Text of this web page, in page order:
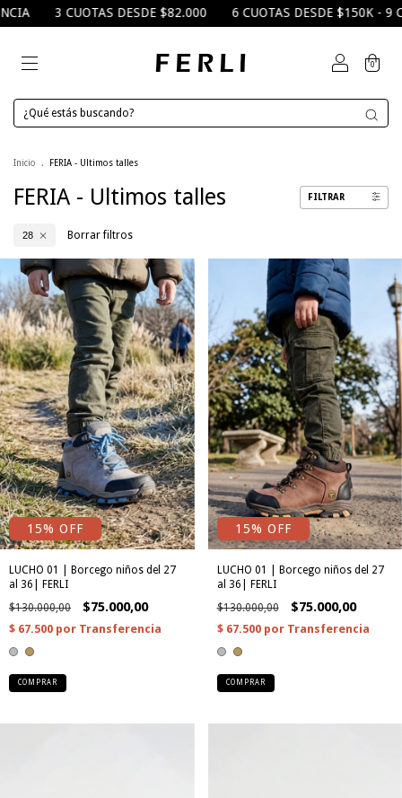
3 CUOTAS DESDE $82.000 6 CUOTAS DESDE $150K - 9
0
Inicio . FERIA - Ultimos talles
FERIA - Ultimos talles FILTRAR
28 Borrar filtros
15% OFF
LUCHO 01 | Borcego niños del 27
al 36| FERLI
$130.000,00
$75.000,00
COMPRAR
15% OFF
LUCHO 01 | Borcego niños del 27
al 36| FERLI
$130.000,00
$75.000,00
COMPRAR